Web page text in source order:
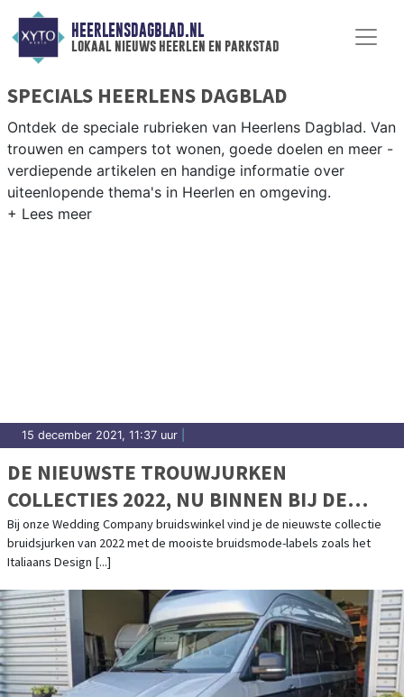
HEERLENSDAGBLAD.NL
lokaal nieuws heerlen en parkstad
SPECIALS HEERLENS DAGBLAD
Ontdek de speciale rubrieken van Heerlens Dagblad. Van
trouwen en campers tot wonen, goede doelen en meer -
verdiepende artikelen en handige informatie over
uiteenlopende thema's in Heerlen en omgeving.
15 december 2021, 11:37 uur
DE NIEUWSTE TROUWJURKEN
COLLECTIES 2022, NU BINNEN BIJ DE
WEDDING COMPANY!
Bij onze Wedding Company bruidswinkel vind je de nieuwste collectie
bruidsjurken van 2022 met de mooiste bruidsmode-labels zoals het
Italiaans Design [...]